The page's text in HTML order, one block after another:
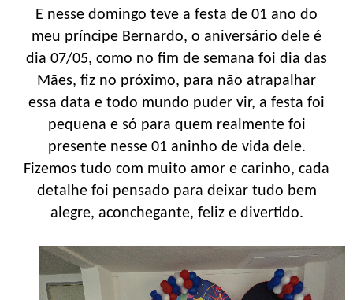
E nesse domingo teve a festa de 01 ano do
meu príncipe Bernardo, o aniversário dele é
dia 07/05, como no fim de semana foi dia das
Mães, fiz no próximo, para não atrapalhar
essa data e todo mundo puder vir, a festa foi
pequena e só para quem realmente foi
presente nesse 01 aninho de vida dele.
Fizemos tudo com muito amor e carinho, cada
detalhe foi pensado para deixar tudo bem
alegre, aconchegante, feliz e divertido.